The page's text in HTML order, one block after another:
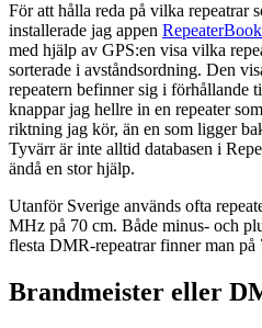
För att hålla reda på vilka repeatrar
installerade jag appen RepeaterBook
med hjälp av GPS:en visa vilka
sorterade i avståndsordning. Den
repeatern befinner sig i förhållande
knappar jag hellre in en repeater
riktning jag kör, än en som ligger
Tyvärr är inte alltid databasen i
ändå en stor hjälp.
Utanför Sverige används ofta
MHz på 70 cm. Både minus- och
flesta DMR-repeatrar finner man på
Brandmeister eller